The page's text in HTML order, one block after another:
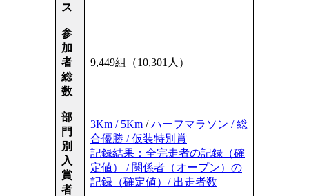
ス
参
加
者
総
数
9,449組（10,301人）
部
門
別
入
賞
者
3Km / 5Km /ハーフマラソン / 総
合優勝 / 仮装特別賞
記録結果：全完走者の記録（確
定値） / 関係者（オープン）の
記録（確定値）/ 出走者数